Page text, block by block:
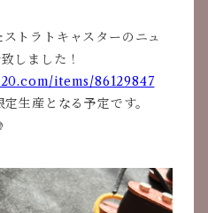
トラトキャスターのニュ
しました！
items/86129847
生産となる予定です。